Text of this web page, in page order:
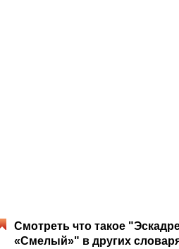
Смотреть что такое
«Смелый»" в других